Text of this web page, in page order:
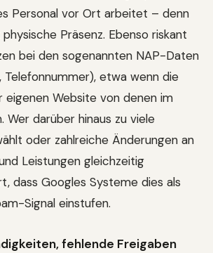
Personal vor Ort arbeitet – denn
Präsenz. Ebenso riskant
bei den sogenannten NAP-Daten
Telefonnummer), etwa wenn die
eigenen Website von denen im
Wer darüber hinaus zu viele
oder zahlreiche Änderungen an
Leistungen gleichzeitig
dass Googles Systeme dies als
Signal einstufen.
fehlende Freigaben